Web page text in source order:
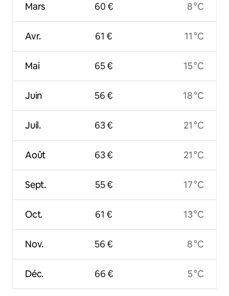
Mars
Avr.
Mai
Juin
Juil.
Août
Sept.
Oct.
Nov.
Déc.
60 €
61 €
65 €
56 €
63 €
63 €
55 €
61 €
56 €
66 €
8 °C
11 °C
15 °C
18 °C
21 °C
21 °C
17 °C
13 °C
8 °C
5 °C